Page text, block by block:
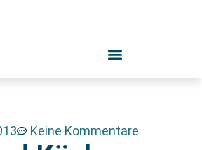
Keine Kommentare